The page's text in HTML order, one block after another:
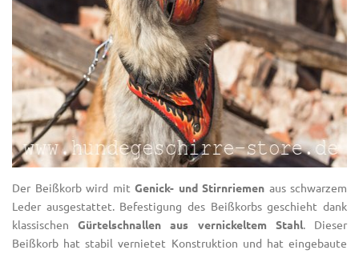
Der Beißkorb wird mit Genick- und Stirnriemen aus schwarzem
Leder ausgestattet. Befestigung des Beißkorbs geschieht dank
klassischenGürtelschnallen aus vernickeltem Stahl. Dieser
Beißkorb hat stabil vernietet Konstruktion und hat eingebaute